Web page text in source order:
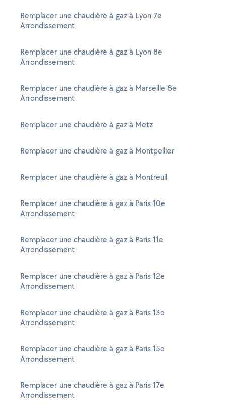
Remplacer une chaudière à gaz à Lyon 7e
Arrondissement
Remplacer une chaudière à gaz à Lyon 8e
Arrondissement
Remplacer une chaudière à gaz à Marseille 8e
Arrondissement
Remplacer une chaudière à gaz à Metz
Remplacer une chaudière à gaz à Montpellier
Remplacer une chaudière à gaz à Montreuil
Remplacer une chaudière à gaz à Paris 10e
Arrondissement
Remplacer une chaudière à gaz à Paris 11e
Arrondissement
Remplacer une chaudière à gaz à Paris 12e
Arrondissement
Remplacer une chaudière à gaz à Paris 13e
Arrondissement
Remplacer une chaudière à gaz à Paris 15e
Arrondissement
Remplacer une chaudière à gaz à Paris 17e
Arrondissement